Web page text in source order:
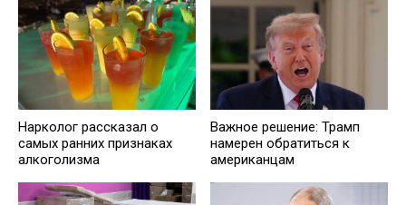
Нарколог рассказал о
самых ранних признаках
алкоголизма
Важное решение: Трамп
намерен обратиться к
американцам